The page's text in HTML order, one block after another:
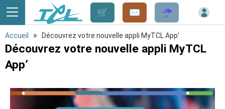
Accueil » Découvrez votre nouvelle appli MyTCL App’
Découvrez votre nouvelle appli MyTCL
App’
Panneau de gestion des cookies